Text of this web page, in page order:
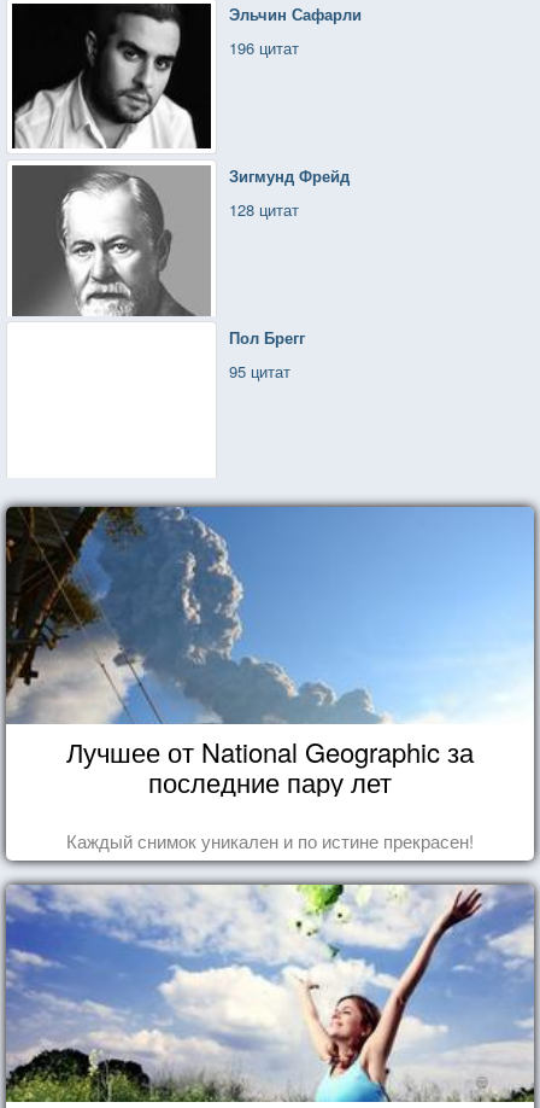
Эльчин Сафарли
196 цитат
Зигмунд Фрейд
128 цитат
Пол Брегг
95 цитат
Лучшее от National Geographic за
последние пару лет
Каждый снимок уникален и по истине прекрасен!